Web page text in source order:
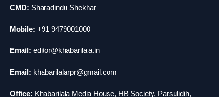
news
CMD: Sharadindu Shekhar
Mobile: +91 9479001000
Email: editor@khabarilala.in
Email: khabarilalarpr@gmail.com
Office: Khabarilala Media House, HB Society, Parsulidih,